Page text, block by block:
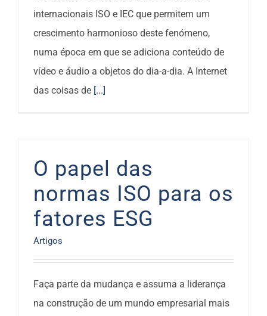
internacionais ISO e IEC que permitem um
crescimento harmonioso deste fenómeno,
numa época em que se adiciona conteúdo de
vídeo e áudio a objetos do dia-a-dia. A Internet
das coisas de [...]
O papel das
normas ISO para os
fatores ESG
Artigos
Faça parte da mudança e assuma a liderança
na construção de um mundo empresarial mais